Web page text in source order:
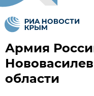
Армия
области